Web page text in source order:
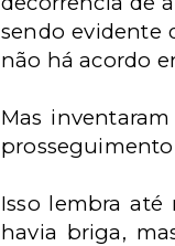
sendo evidente
não há acordo
Mas
Isso lembra
havia briga,